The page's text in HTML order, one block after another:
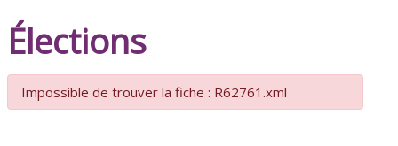
Élections
Impossible de trouver la fiche : R62761.xml